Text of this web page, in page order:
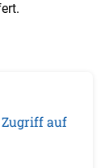
Zugriff auf